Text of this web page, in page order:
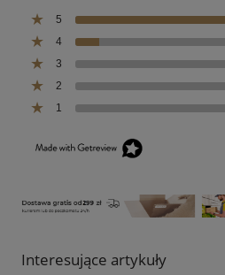
5
4
3
2
1
Interesujące artykuły